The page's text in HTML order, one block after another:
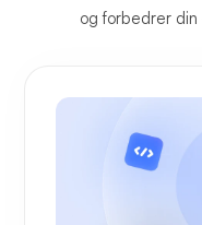
og forbedrer